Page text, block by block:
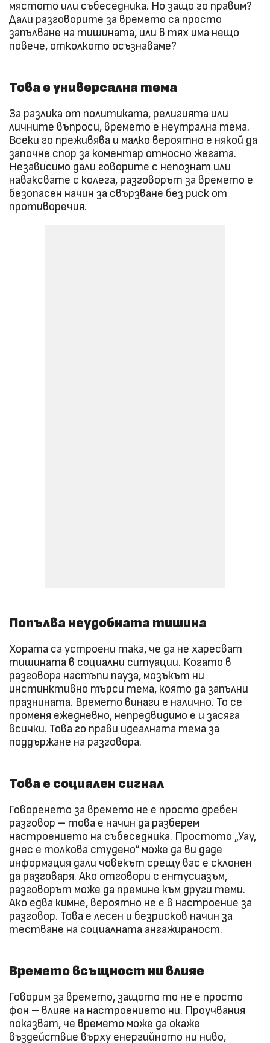
мястото или събеседника. Но защо го правим?
Дали разговорите за времето са просто
запълване на тишината, или в тях има нещо
повече, отколкото осъзнаваме?
Това е универсална тема
За разлика от политиката, религията или
личните въпроси, времето е неутрална тема.
Всеки го преживява и малко вероятно е някой да
започне спор за коментар относно жегата.
Независимо дали говорите с непознат или
наваксвате с колега, разговорът за времето е
безопасен начин за свързване без риск от
противоречия.
Попълва неудобната тишина
Хората са устроени така, че да не харесват
тишината в социални ситуации. Когато в
разговора настъпи пауза, мозъкът ни
инстинктивно търси тема, която да запълни
празнината. Времето винаги е налично. То се
променя ежедневно, непредвидимо е и засяга
всички. Това го прави идеалната тема за
поддържане на разговора.
Това е социален сигнал
Говоренето за времето не е просто дребен
разговор – това е начин да разберем
настроението на събеседника. Простото „Уау,
днес е толкова студено“ може да ви даде
информация дали човекът срещу вас е склонен
да разговаря. Ако отговори с ентусиазъм,
разговорът може да премине към други теми.
Ако едва кимне, вероятно не е в настроение за
разговор. Това е лесен и безрисков начин за
тестване на социалната ангажираност.
Времето всъщност ни влияе
Говорим за времето, защото то не е просто
фон – влияе на настроението ни. Проучвания
показват, че времето може да окаже
въздействие върху енергийното ни ниво,